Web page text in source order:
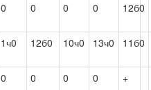
0 0 0 0 12б0
1ч0 12б0 10ч0 13ч0 11б0
0 0 0 0 +